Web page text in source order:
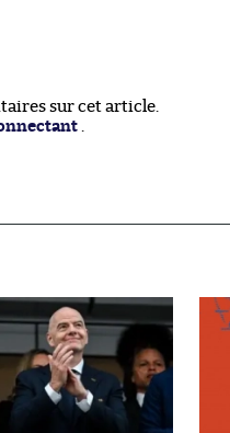
sur cet article.